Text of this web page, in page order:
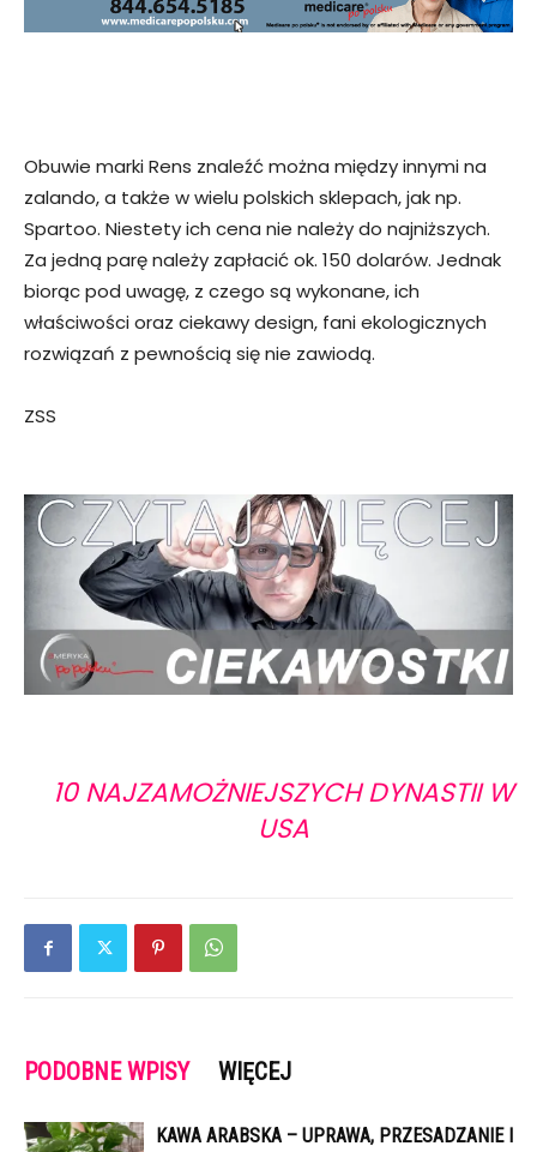
Obuwie marki Rens znaleźć można między innymi na
zalando, a także w wielu polskich sklepach, jak np.
Spartoo. Niestety ich cena nie należy do najniższych.
Za jedną parę należy zapłacić ok. 150 dolarów. Jednak
biorąc pod uwagę, z czego są wykonane, ich
właściwości oraz ciekawy design, fani ekologicznych
rozwiązań z pewnością się nie zawiodą.
ZSS
10 NAJZAMOŻNIEJSZYCH DYNASTII W
USA
PODOBNE WPISY WIĘCEJ
KAWA ARABSKA – UPRAWA, PRZESADZANIE I